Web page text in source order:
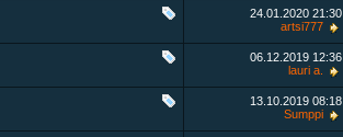
24.01.2020 21:30
artsi777
06.12.2019 12:36
lauri a.
13.10.2019 08:18
Sumppi